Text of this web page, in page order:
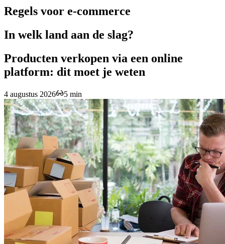
Regels voor e-commerce
In welk land aan de slag?
Producten verkopen via een online
platform: dit moet je weten
4 augustus 2026 5 min